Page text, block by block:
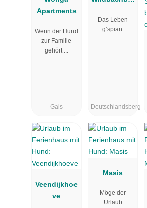
Apartments
Wenn der Hund
zur Familie
gehört ...
Gais
Das Leben
g’spian.
Deutschlandsberg
Veendijkhoe
ve
Masis
Möge der
Urlaub